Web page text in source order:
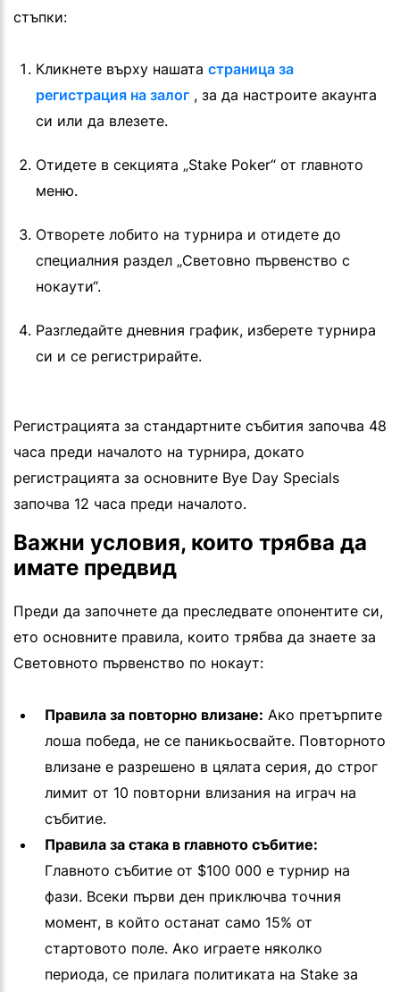
стъпки:
Кликнете върху нашата страница за
регистрация на залог , за да настроите акаунта
си или да влезете.
Отидете в секцията „Stake Poker“ от главното
меню.
Отворете лобито на турнира и отидете до
специалния раздел „Световно първенство с
нокаути“.
Разгледайте дневния график, изберете турнира
си и се регистрирайте.
Регистрацията за стандартните събития започва 48
часа преди началото на турнира, докато
регистрацията за основните Bye Day Specials
започва 12 часа преди началото.
Важни условия, които трябва да
имате предвид
Преди да започнете да преследвате опонентите си,
ето основните правила, които трябва да знаете за
Световното първенство по нокаут:
Правила за повторно влизане: Ако претърпите
лоша победа, не се паникьосвайте. Повторното
влизане е разрешено в цялата серия, до строг
лимит от 10 повторни влизания на играч на
събитие.
Правила за стака в главното събитие:
Главното събитие от $100 000 е турнир на
фази. Всеки първи ден приключва точния
момент, в който останат само 15% от
стартовото поле. Ако играете няколко
периода, се прилага политиката на Stake за